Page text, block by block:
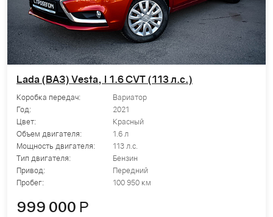
Lada (ВАЗ) Vesta, I 1.6 CVT (113 л.с.)
Коробка передач:
Вариатор
Год:
2021
Цвет:
Красный
Объем двигателя:
1.6 л
Мощность двигателя:
113 л.с.
Тип двигателя:
Бензин
Привод:
Передний
Пробег:
100 950 км
999 000 Р